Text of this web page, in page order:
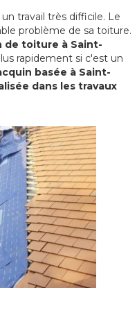
travail très difficile. Le
problème de sa toiture.
de toiture à Saint-
rapidement si c'est un
basée à Saint-
dans les travaux